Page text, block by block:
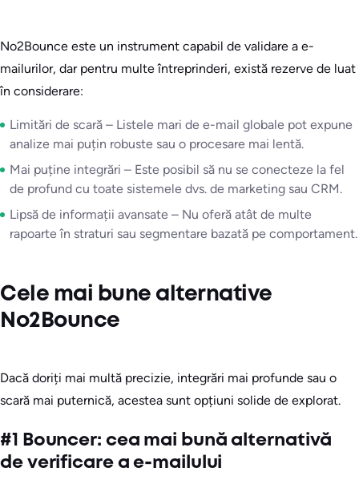
No2Bounce este un instrument capabil de validare a e-
mailurilor, dar pentru multe întreprinderi, există rezerve de luat
în considerare:
Limitări de scară – Listele mari de e-mail globale pot expune
analize mai puțin robuste sau o procesare mai lentă.
Mai puține integrări – Este posibil să nu se conecteze la fel
de profund cu toate sistemele dvs. de marketing sau CRM.
Lipsă de informații avansate – Nu oferă atât de multe
rapoarte în straturi sau segmentare bazată pe comportament.
Cele mai bune alternative
No2Bounce
Dacă doriți mai multă precizie, integrări mai profunde sau o
scară mai puternică, acestea sunt opțiuni solide de explorat.
#1 Bouncer: cea mai bună alternativă
de verificare a e-mailului